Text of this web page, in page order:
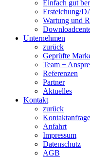
Einfach gut
Ersteichung/
Wartung und
Unternehmen
zurück
Geprüfte
Team +
Referenzen
Partner
Aktuelles
Kontakt
zurück
Kontaktanfrage
Anfahrt
Impressum
Datenschutz
AGB